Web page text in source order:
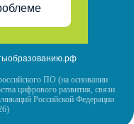
ПО (на основании
цифрового развития, связи
Российской Федерации